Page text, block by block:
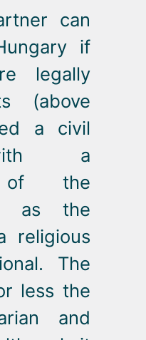
can
if
legally
(above
a civil
a
of the
as the
religious
The
less the
and